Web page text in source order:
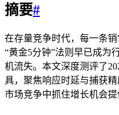
摘要#
在存量竞争时代，每一条
“黄金5分钟”法则早已成为
机流失。本文深度测评了
具，聚焦响应时延与捕获
市场竞争中抓住增长机会提